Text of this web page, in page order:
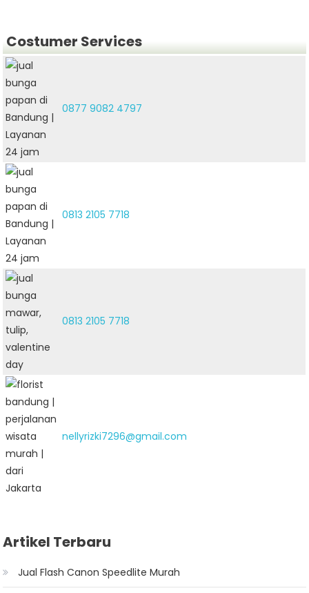
Costumer Services
0877 9082 4797
0813 2105 7718
0813 2105 7718
nellyrizki7296@gmail.com
Artikel Terbaru
Jual Flash Canon Speedlite Murah